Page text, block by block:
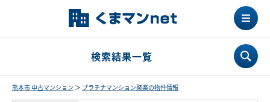
検索結果一覧
熊本市 中古マンション ＞ プラチナマンション聚楽の物件情報